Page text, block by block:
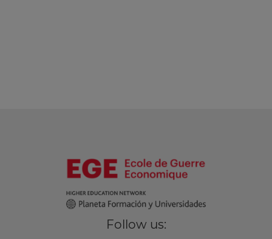
Follow us: